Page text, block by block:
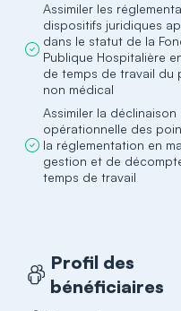
Assimiler les
dispositifs juridiques
dans le statut de la
Publique Hospitalière
de temps de travail du
non médical
Assimiler la déclinaison
opérationnelle des
la réglementation en
gestion et de
temps de travail
Profil des
bénéficiaires